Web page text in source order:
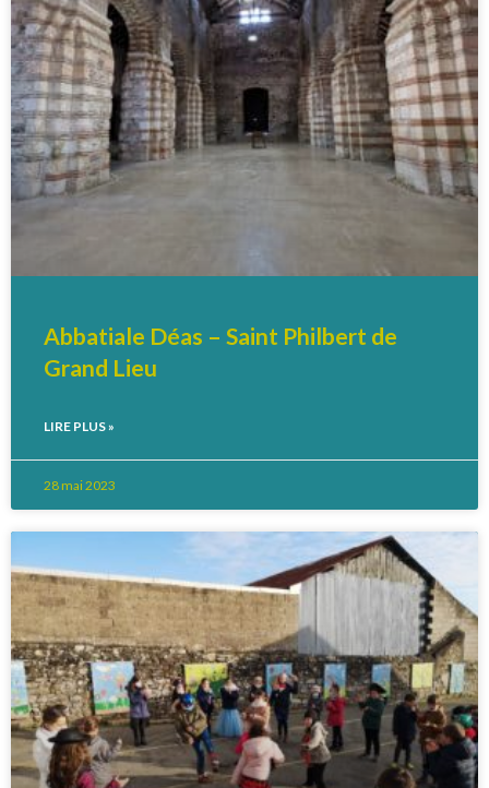
Abbatiale Déas – Saint Philbert de
Grand Lieu
LIRE PLUS »
28 mai 2023